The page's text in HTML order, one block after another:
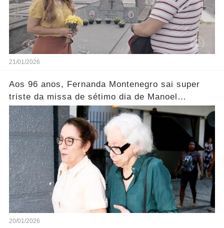
21/01/2026
Aos 96 anos, Fernanda Montenegro sai super
triste da missa de sétimo dia de Manoel
Carlos..... Ver mais
20/01/2026